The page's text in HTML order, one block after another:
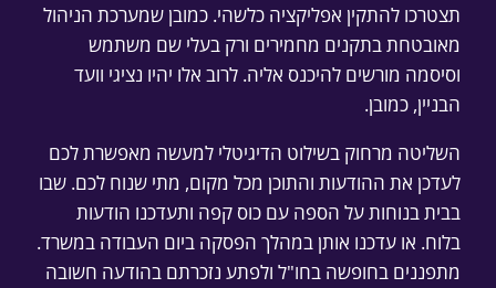
תצטרכו להתקין אפליקציה כלשהי. כמובן שמערכת הניהול
מאובטחת בתקנים מחמירים ורק בעלי שם משתמש
וסיסמה מורשים להיכנס אליה. לרוב אלו יהיו נציגי וועד
הבניין, כמובן.
השליטה מרחוק בשילוט הדיגיטלי למעשה מאפשרת לכם
לעדכן את ההודעות והתוכן מכל מקום, מתי שנוח לכם. שבו
בבית בנוחות על הספה עם כוס קפה ותעדכנו הודעות
בלוח. או עדכנו אותן במהלך הפסקה ביום העבודה במשרד.
מתפננים בחופשה בחו"ל ולפתע נזכרתם בהודעה חשובה